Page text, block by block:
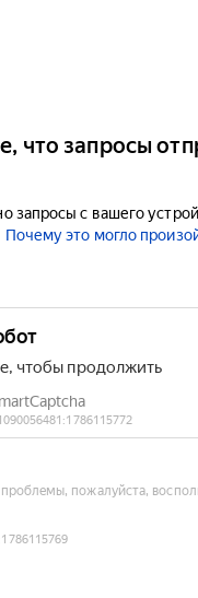
что запросы
запросы с вашего
Почему это могло
пожалуйста,
1786115769